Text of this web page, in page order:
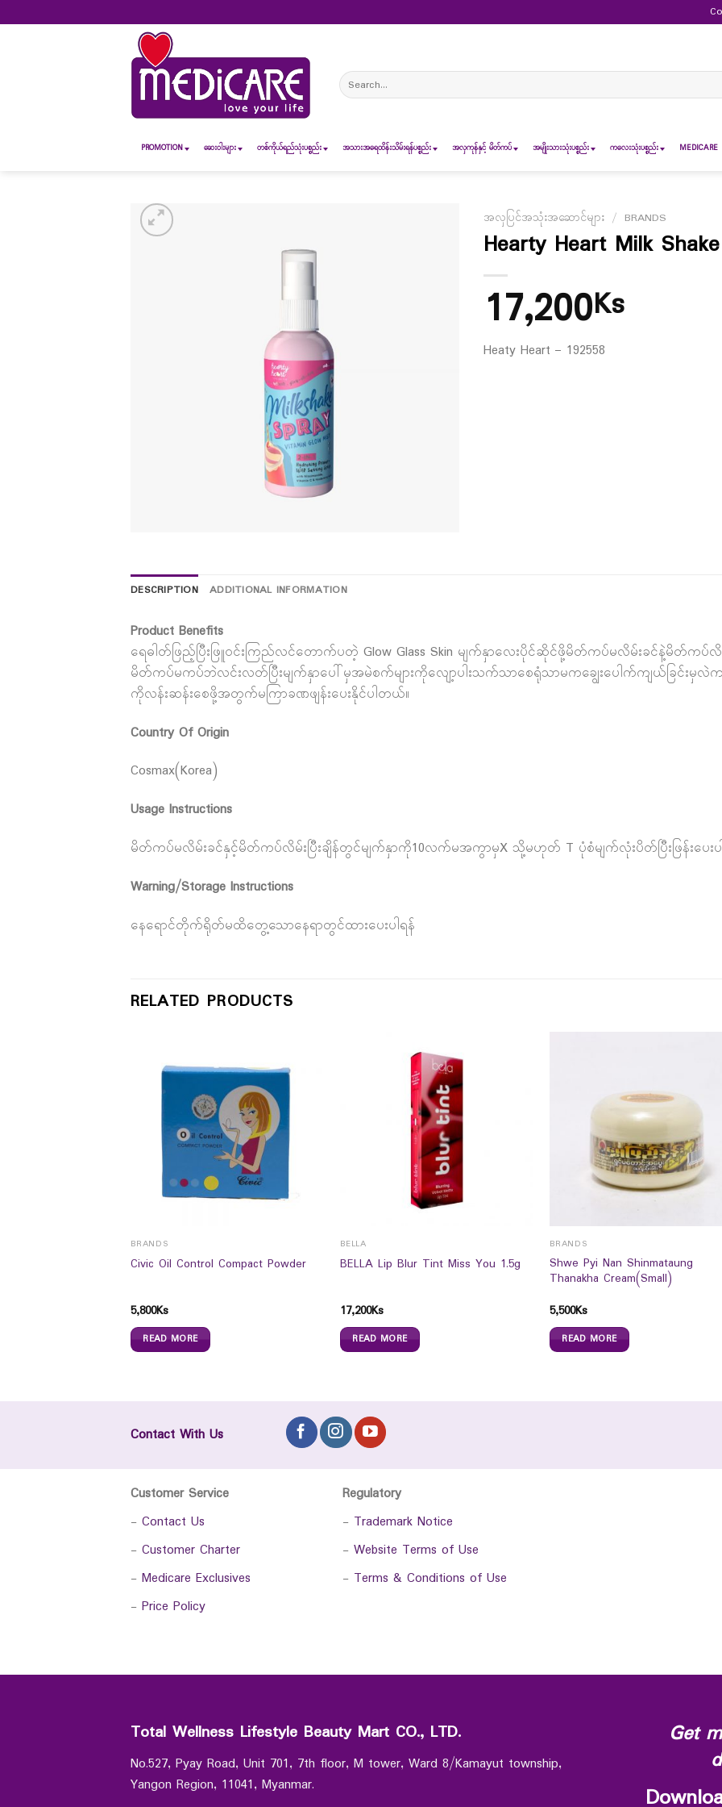
to
Search
for:
PROMOTION ဆေး၀ါးများ တစ်ကိုယ်ရည်သုံးပစ္စည်း အသားအရေထိန်းသိမ်းရန်ပစ္စည်း အလှကုန်နှင့် မိတ်ကပ် အမျိုးသားသုံးပစ္စည်း ကလေးသုံးပစ္စည်း MEDICARE
အလှပြင်အသုံးအဆောင်များ / BRANDS
Hearty Heart Milk
17,200Ks
Heaty Heart – 192558
DESCRIPTION ADDITIONAL INFORMATION
Product Benefits
ရေဓါတ်ဖြည့်ပြီးဖြူ၀င်းကြည်လင်တောက်ပတဲ့ Glow Glass Skin မျက်နှာလေးပိုင်ဆိုင်ဖို့မိတ်ကပ်မလိမ်းခင်နဲ့မိတ်ကပ်လိမ်
မိတ်ကပ်မကပ်ဘဲလင်းလတ်ပြီးမျက်နှာပေါ်မှအမဲစက်များကိုလျော့ပါးသက်သာစေရုံသာမကချွေးပေါက်ကျယ်ခြင်း
ကိုလန်းဆန်းစေဖို့အတွက်မကြာခဏဖျန်းပေးနိုင်ပါတယ်။
Country Of Origin
Cosmax(Korea)
Usage Instructions
မိတ်ကပ်မလိမ်းခင်နှင့်မိတ်ကပ်လိမ်းပြီးချိန်တွင်မျက်နှာကို10လက်မအကွာမှX သို့မဟုတ် T ပုံစံမျက်လုံးပိတ်ပြီးဖြန်းပေးပ
Warning/Storage Instructions
နေရောင်တိုက်ရိုတ်မထိတွေ့သောနေရာတွင်ထားပေးပါရန်
RELATED PRODUCTS
BRANDS
Civic Oil Control Compact Powder
5,800Ks
READ MORE
BELLA
BELLA Lip Blur Tint Miss You 1.5g
17,200Ks
READ MORE
BRANDS
Shwe Pyi Nan Shinmataung
Thanakha Cream(Small)
5,500Ks
READ MORE
Contact With Us
Customer Service
- Contact Us
- Customer Charter
- Medicare Exclusives
- Price Policy
Regulatory
- Trademark Notice
- Website Terms of Use
- Terms & Conditions of Use
Total Wellness Lifestyle Beauty Mart CO., LTD.
No.527, Pyay Road, Unit 701, 7th floor, M tower, Ward 8/Kamayut township,
Yangon Region, 11041, Myanmar.
Get